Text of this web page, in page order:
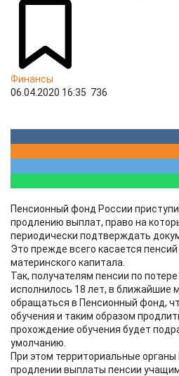
Финансы
06.04.2020 16:35 736
Пенсионный фонд России
продлению выплат, право на
периодически подтверждать
Это прежде всего касается
материнского капитала.
Так, получателям пенсии по
исполнилось 18 лет, в ближайшие
обращаться в Пенсионный фонд,
обучения и таким образом
прохождение обучения будет
умолчанию.
При этом территориальные
продлении выплаты пенсии